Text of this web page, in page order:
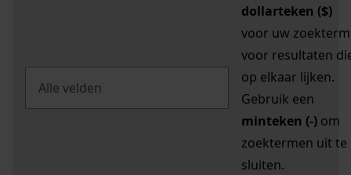
dollarteken ($)
voor uw zoekterm
voor resultaten
op elkaar lijken.
Gebruik een
minteken (-) om
zoektermen uit te
sluiten.